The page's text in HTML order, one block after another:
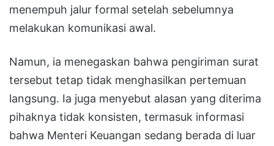
menempuh jalur formal setelah sebelumnya
melakukan komunikasi awal.
Namun, ia menegaskan bahwa pengiriman surat
tersebut tetap tidak menghasilkan pertemuan
langsung. Ia juga menyebut alasan yang diterima
pihaknya tidak konsisten, termasuk informasi
bahwa Menteri Keuangan sedang berada di luar